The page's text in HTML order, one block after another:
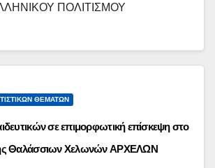
ΠΟΛΙΤΙΣΜΟΥ
ΘΕΜΆΤΩΝ
σε επιμορφωτική επίσκεψη στο
Θαλάσσιων Χελωνών ΑΡΧΕΛΩΝ